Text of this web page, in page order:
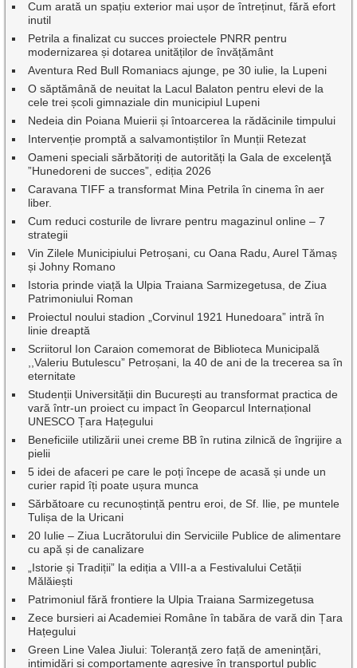
Cum arată un spațiu exterior mai ușor de întreținut, fără efort
inutil
Petrila a finalizat cu succes proiectele PNRR pentru
modernizarea și dotarea unităților de învățământ
Aventura Red Bull Romaniacs ajunge, pe 30 iulie, la Lupeni
O săptămână de neuitat la Lacul Balaton pentru elevi de la
cele trei școli gimnaziale din municipiul Lupeni
Nedeia din Poiana Muierii și întoarcerea la rădăcinile timpului
Intervenție promptă a salvamontiștilor în Munții Retezat
Oameni speciali sărbătoriți de autorități la Gala de excelenţă
”Hunedoreni de succes”, ediția 2026
Caravana TIFF a transformat Mina Petrila în cinema în aer
liber.
Cum reduci costurile de livrare pentru magazinul online – 7
strategii
Vin Zilele Municipiului Petroșani, cu Oana Radu, Aurel Tămaș
și Johny Romano
Istoria prinde viață la Ulpia Traiana Sarmizegetusa, de Ziua
Patrimoniului Roman
Proiectul noului stadion „Corvinul 1921 Hunedoara” intră în
linie dreaptă
Scriitorul Ion Caraion comemorat de Biblioteca Municipală
,,Valeriu Butulescu” Petroșani, la 40 de ani de la trecerea sa în
eternitate
Studenții Universității din București au transformat practica de
vară într-un proiect cu impact în Geoparcul Internațional
UNESCO Țara Hațegului
Beneficiile utilizării unei creme BB în rutina zilnică de îngrijire a
pielii
5 idei de afaceri pe care le poți începe de acasă și unde un
curier rapid îți poate ușura munca
Sărbătoare cu recunoștință pentru eroi, de Sf. Ilie, pe muntele
Tulișa de la Uricani
20 Iulie – Ziua Lucrătorului din Serviciile Publice de alimentare
cu apă și de canalizare
„Istorie și Tradiții” la ediția a VIII-a a Festivalului Cetății
Mălăiești
Patrimoniul fără frontiere la Ulpia Traiana Sarmizegetusa
Zece bursieri ai Academiei Române în tabăra de vară din Țara
Hațegului
Green Line Valea Jiului: Toleranță zero față de amenințări,
intimidări și comportamente agresive în transportul public